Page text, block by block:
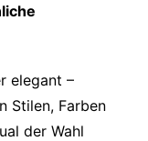
elegant –
Stilen, Farben
der Wahl